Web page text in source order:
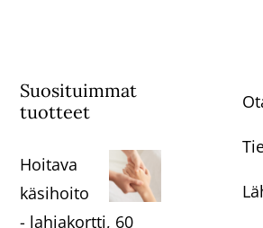
Suosituimmat
tuotteet
Hoitava
käsihoito
- lahjakortti, 60